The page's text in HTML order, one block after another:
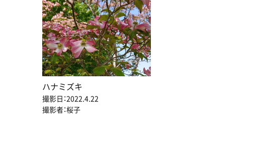
ハナミズキ
撮影日：2022.4.22
撮影者：桜子